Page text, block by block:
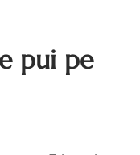
pui pe